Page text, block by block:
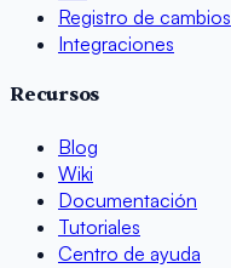
Registro de cambios
Integraciones
Recursos
Blog
Wiki
Documentación
Tutoriales
Centro de ayuda